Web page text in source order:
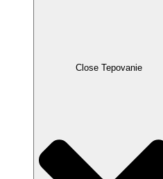
Close Tepovanie